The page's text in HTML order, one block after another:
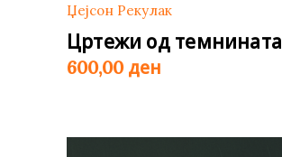
Џејсон Рекулак
Цртежи од темнината
600,00 ден